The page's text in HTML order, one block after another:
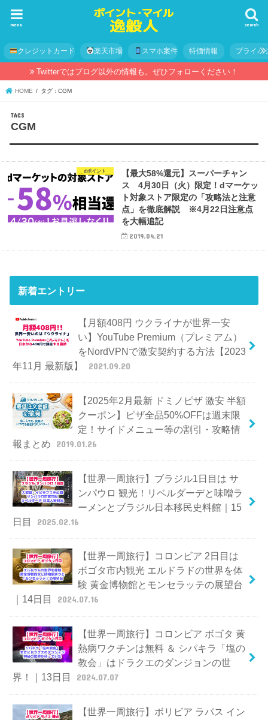
search
menu
クレジットカード 楽天市場 スマホ案件 特価情報 プライバ
Twitterではブログ以外の情報も。ぜひフォローください！
HOME タグ : CGM
CGM
dポイント
【最大58%還元】スーパーチャン
ス 4月30日（火）限定！dマーケッ
ト対象ストア限定の「攻略法と注意
点」を徹底解説 ※4月22日注意点
を大幅追記
2019.04.21
新着エントリー
【月額408円 ウクライナが世界一安
い】YouTube Premium（プレミアム）
をNordVPNで激安契約する方法【2023
年11月 最新版】
2021.09.20
【2025年2月最新 ドミノピザ 激安 半額
クーポン】ピザ全品50%OFFは週末限
定！サイドメニュー等の割引・攻略情
報まとめ
2019.01.26
【世界一周旅行】ブラジル1日目は サ
ンパウロ 観光！リベルダーデと味噌ラ
ーメンとブラジル日本移民史料館｜15
日目
2025.02.16
【世界一周旅行】コロンビア 2日目は
ボゴタ市内観光 エルドラドの世界を体
験 黄金博物館とモンセラッテの展望台
｜14日目
2024.07.16
【世界一周旅行】コロンビア ボゴタ 黄
熱病ワクチンは無料 ＆ シパキラ「塩の
教会」はドラクエのダンジョンの世
界！｜13日目
2024.07.07
【世界一周旅行】ボリビア ラパス イン